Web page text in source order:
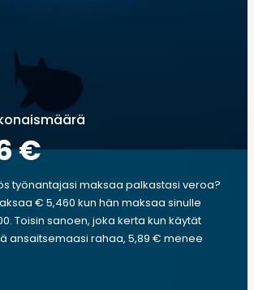
€
työnantajasi maksaa palkastasi veroa?
€ 5,460 kun hän maksaa sinulle
Toisin sanoen, joka kerta kun käytät
ansaitsemaasi rahaa, 5,89 € menee